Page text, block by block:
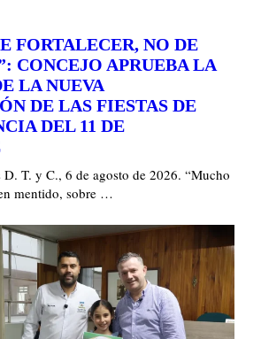
FORTALECER, NO DE
CONCEJO APRUEBA LA
LA NUEVA
DE LAS FIESTAS DE
DEL 11 DE
D. T. y C., 6 de agosto de 2026. “Mucho
mentido, sobre …